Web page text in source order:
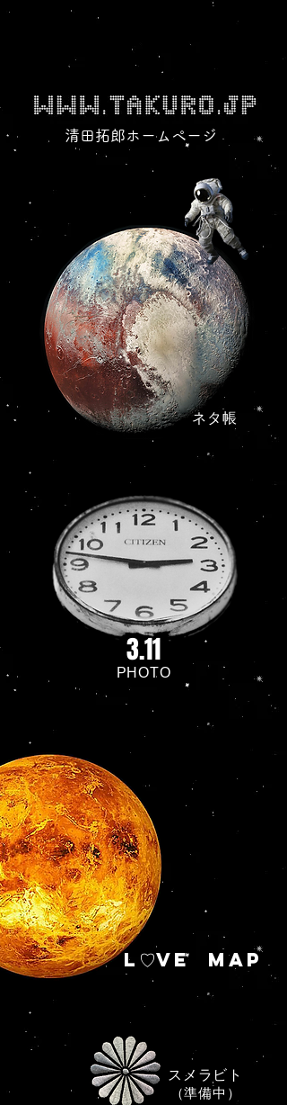
清田拓郎ホームページ
ネタ帳
PHOTO
3.11
L♡VE MAP
スメラビト
​（準備中）